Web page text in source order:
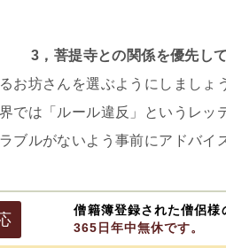
3，菩提寺との関係を優先し
お坊さんを選ぶようにしましょ
では「ルール違反」というレ
ブルがないよう事前にアドバイ
僧籍簿登録された僧侶様
365日年中無休です。